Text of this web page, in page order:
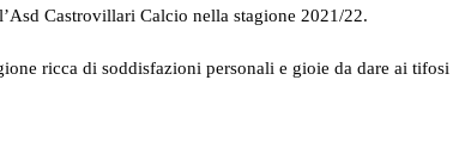
Castrovillari Calcio nella stagione 2021/22.
ricca di soddisfazioni personali e gioie da dare ai tifosi